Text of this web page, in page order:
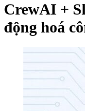
CrewAI +
động hoá